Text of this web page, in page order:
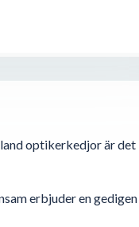
optikerkedjor är
erbjuder en